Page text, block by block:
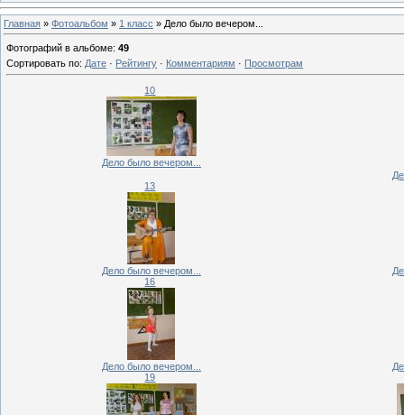
Главная » Фотоальбом » 1 класс » Дело было вечером...
Фотографий в альбоме: 49
Сортировать по: Дате · Рейтингу · Комментариям · Просмотрам
10
Дело было вечером...
13
Дело было вечером...
16
Дело было вечером...
19